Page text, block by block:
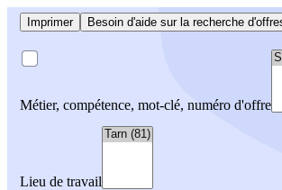
Imprimer Besoin d'aide sur la recherche
Métier, compétence, mot-clé, numéro d'offre
Lieu de travail